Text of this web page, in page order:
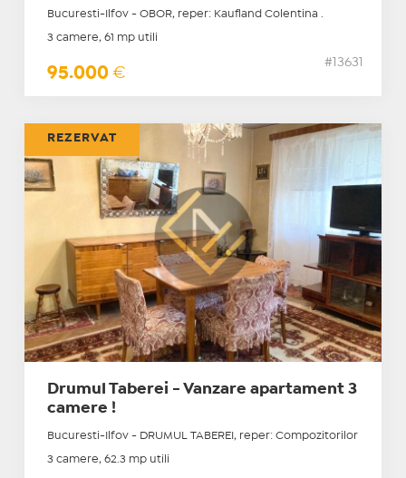
Bucuresti-Ilfov - OBOR, reper: Kaufland Colentina .
3 camere, 61 mp utili
95.000 €
#13631
Drumul Taberei - Vanzare apartament 3
camere !
Bucuresti-Ilfov - DRUMUL TABEREI, reper: Compozitorilor
3 camere, 62.3 mp utili
REZERVAT